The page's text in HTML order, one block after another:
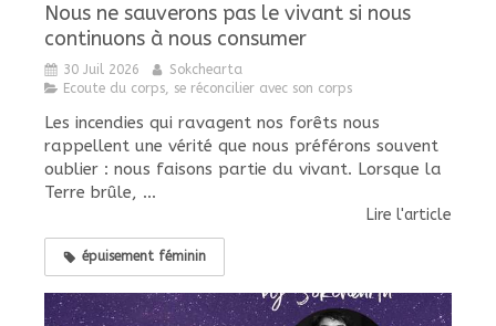
Nous ne sauverons pas le vivant si nous
continuons à nous consumer
30 Juil 2026
Sokchearta
Ecoute du corps, se réconcilier avec son corps
Les incendies qui ravagent nos forêts nous
rappellent une vérité que nous préférons souvent
oublier : nous faisons partie du vivant. Lorsque la
Terre brûle, ...
Lire l'article
épuisement féminin